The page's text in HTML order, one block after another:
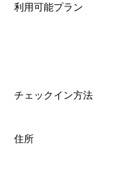
利用可能プラン
チェックイン方法
住所